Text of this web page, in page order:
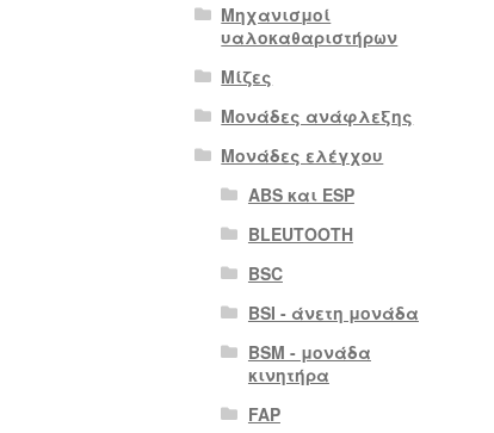
Μηχανισμοί
υαλοκαθαριστήρων
Μίζες
Μονάδες ανάφλεξης
Μονάδες ελέγχου
ABS και ESP
BLEUTOOTH
BSC
BSI - άνετη μονάδα
BSM - μονάδα
κινητήρα
FAP